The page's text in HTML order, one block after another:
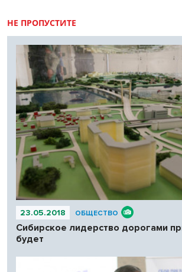
НЕ ПРОПУСТИТЕ
23.05.2018 ОБЩЕСТВО
Сибирское лидерство дорогами
будет